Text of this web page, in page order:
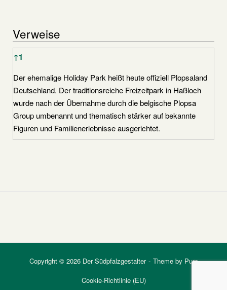
Verweise
Verweise
↑1
Der ehemalige Holiday Park heißt heute offiziell Plopsaland
Deutschland. Der traditionsreiche Freizeitpark in Haßloch
wurde nach der Übernahme durch die belgische Plopsa
Group umbenannt und thematisch stärker auf bekannte
Figuren und Familienerlebnisse ausgerichtet.
Copyright © 2026 Der Südpfalzgestalter Theme by Puro
Cookie-Richtlinie (EU)